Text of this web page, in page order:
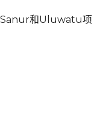
和Uluwatu项